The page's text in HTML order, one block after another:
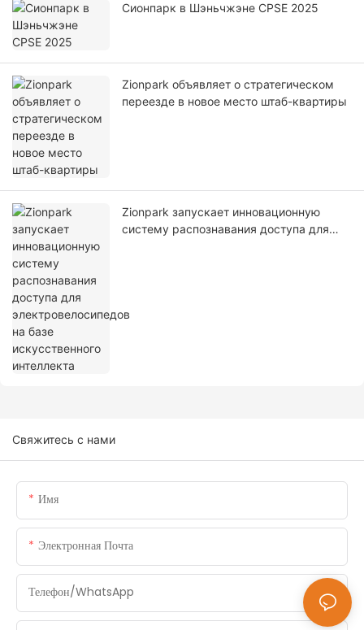
Сионпарк в Шэньчжэне CPSE 2025
Zionpark объявляет о стратегическом
переезде в новое место штаб-квартиры
Zionpark запускает инновационную
систему распознавания доступа для
Свяжитесь с нами
Имя
Электронная Почта
Телефон/WhatsApp